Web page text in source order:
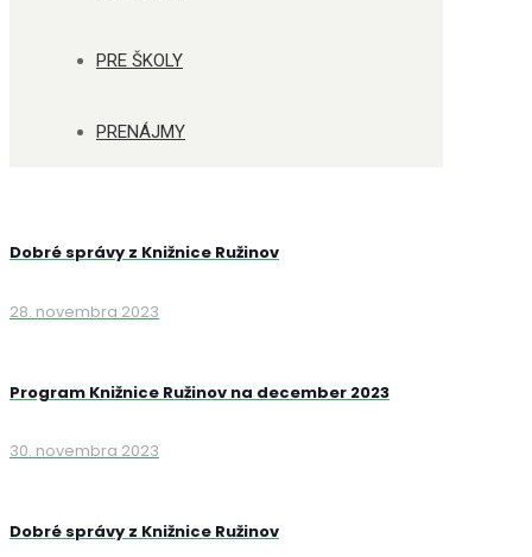
PRE ŠKOLY
PRENÁJMY
Dobré správy z Knižnice Ružinov
28. novembra 2023
Program Knižnice Ružinov na december 2023
30. novembra 2023
Dobré správy z Knižnice Ružinov